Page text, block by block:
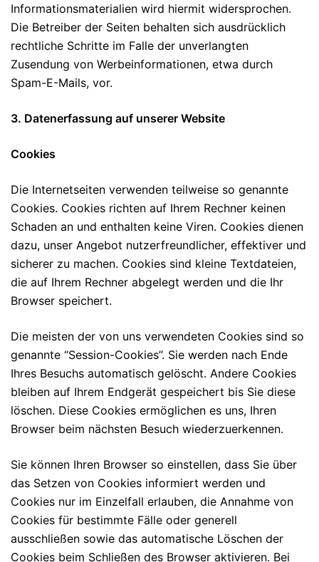
Informationsmaterialien wird hiermit widersprochen.
Die Betreiber der Seiten behalten sich ausdrücklich
rechtliche Schritte im Falle der unverlangten
Zusendung von Werbeinformationen, etwa durch
Spam-E-Mails, vor.
3. Datenerfassung auf unserer Website
Cookies
Die Internetseiten verwenden teilweise so genannte
Cookies. Cookies richten auf Ihrem Rechner keinen
Schaden an und enthalten keine Viren. Cookies dienen
dazu, unser Angebot nutzerfreundlicher, effektiver und
sicherer zu machen. Cookies sind kleine Textdateien,
die auf Ihrem Rechner abgelegt werden und die Ihr
Browser speichert.
Die meisten der von uns verwendeten Cookies sind so
genannte “Session-Cookies”. Sie werden nach Ende
Ihres Besuchs automatisch gelöscht. Andere Cookies
bleiben auf Ihrem Endgerät gespeichert bis Sie diese
löschen. Diese Cookies ermöglichen es uns, Ihren
Browser beim nächsten Besuch wiederzuerkennen.
Sie können Ihren Browser so einstellen, dass Sie über
das Setzen von Cookies informiert werden und
Cookies nur im Einzelfall erlauben, die Annahme von
Cookies für bestimmte Fälle oder generell
ausschließen sowie das automatische Löschen der
Cookies beim Schließen des Browser aktivieren. Bei